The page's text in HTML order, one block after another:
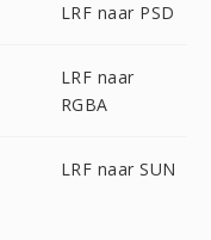
LRF naar PSD
LRF naar
RGBA
LRF naar SUN